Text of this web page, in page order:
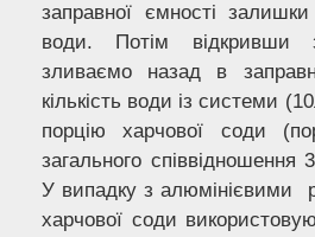
заправної ємності
води. Потім відкривши
зливаємо назад в
кількість води із системи
порцію харчової соди
загального
У випадку з алюмінієвими
харчової соди